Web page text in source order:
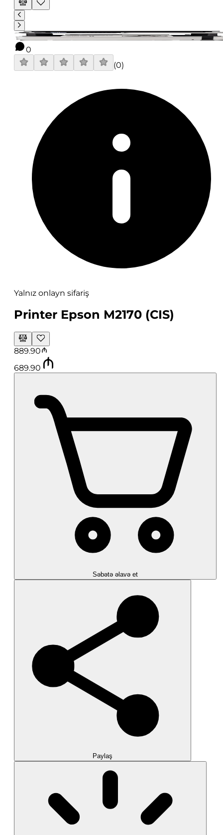
0
(0)
Yalnız onlayn sifariş
Printer Epson M2170 (CIS)
889.90
689.90
Səbətə əlavə et
Paylaş